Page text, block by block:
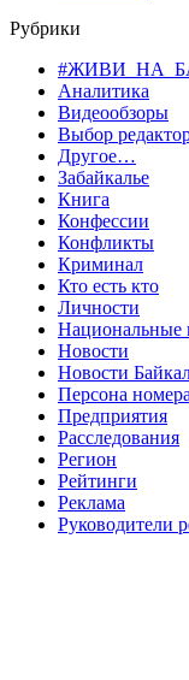
Рубрики
Аналитика
Видеообзоры
Выбор
Другое…
Забайкалье
Книга
Конфессии
Конфликты
Криминал
Кто есть кто
Личности
Национальные
Новости
Новости
Персона номера
Предприятия
Расследования
Регион
Рейтинги
Реклама
Руководители